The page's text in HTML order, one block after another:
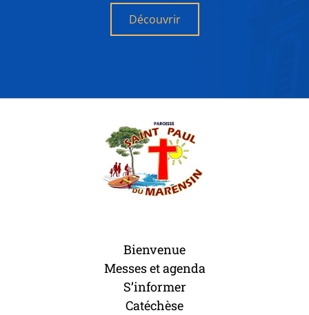
Découvrir
Bienvenue
Messes et agenda
S’informer
Catéchèse